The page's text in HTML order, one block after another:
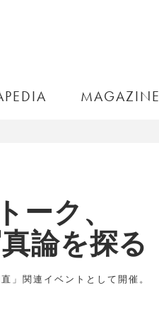
MAGAZINE
ーク、
論を探る
関連イベントとして開催。